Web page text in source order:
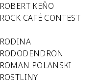
ROBERT KEŇO
ROCK CAFÉ CONTEST
RODINA
RODODENDRON
ROMAN POLANSKI
ROSTLINY